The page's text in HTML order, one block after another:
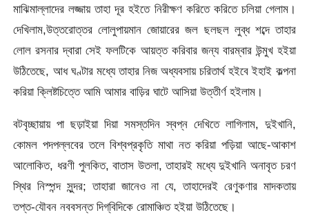
মাঝিমাল্লাদের লজ্জায় তাহা দূর হইতে নিরীক্ষণ করিতে করিতে চলিয়া গেলাম।
দেখিলাম,উত্তরােত্তর লােলুপায়মান জোয়ারের জল ছলছল লুব্ধ শব্দে তাহার
লােল রসনার দ্বারা সেই ফলটিকে আয়ত্ত করিবার জন্য বারম্বার উন্মুখ হইয়া
উঠিতেছে, আধ ঘণ্টার মধ্যে তাহার নিজ অধ্যবসায় চরিতার্থ হইবে ইহাই কল্পনা
করিয়া ক্লিষ্টচিত্তে আমি আমার বাড়ির ঘাটে আসিয়া উত্তীর্ণ হইলাম।
বটবৃচ্ছায়ায় পা ছড়াইয়া দিয়া সমস্তদিন স্বপ্ন দেখিতে লাগিলাম, দুইখানি,
কোমল পদপল্লবের তলে বিশ্বপ্রকৃতি মাথা নত করিয়া পড়িয়া আছে-আকাশ
আলােকিত, ধরণী পুলকিত, বাতাস উতলা, তাহারই মধ্যে দুইখানি অনাবৃত চরণ
স্থির নিস্পন্দ সুন্দর; তাহারা জানেও না যে, তাহাদেরই রেণুকণার মাদকতায়
তপ্ত-যৌবন নববসন্ত দিগ্‌বিদিকে রােমাঞ্চিত হইয়া উঠিতেছে।